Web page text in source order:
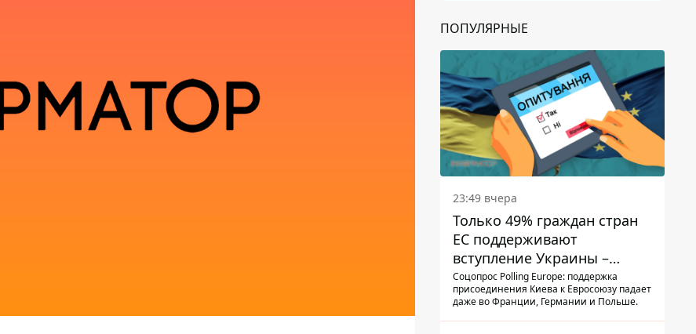
ПОПУЛЯРНЫЕ
23:49 вчера
Только 49% граждан стран
ЕС поддерживают
вступление Украины –
результаты опроса
Соцопрос Polling Europe: поддержка
присоединения Киева к Евросоюзу падает
даже во Франции, Германии и Польше.